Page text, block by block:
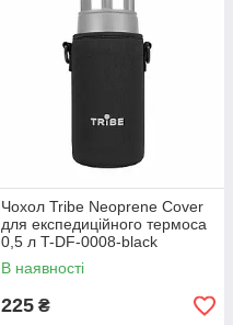
Чохол Tribe Neoprene Cover
для експедиційного термоса
0,5 л T-DF-0008-black
В наявності
225 ₴